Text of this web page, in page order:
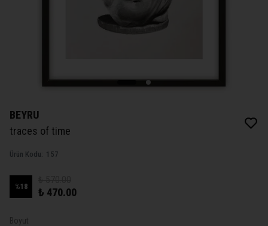
BEYRU
traces of time
Ürün Kodu: 157
%18 ₺ 470.00
Boyut